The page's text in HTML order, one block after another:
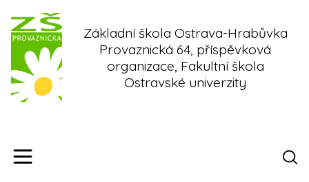
content
Základní škola Ostrava-Hrabůvka
Provaznická 64, příspěvková
organizace, Fakultní škola
Ostravské univerzity